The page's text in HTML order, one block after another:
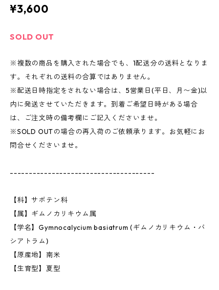
¥3,600
SOLD OUT
※複数の商品を購入された場合でも、1配送分の送料となりま
す。それぞれの送料の合算ではありません。
※配送日時指定をされない場合は、5営業日(平日、月〜金)以
内に発送させていただきます。到着ご希望日時がある場合
は、ご注文時の備考欄にご記入くださいませ。
※SOLD OUTの場合の再入荷のご依頼承ります。お気軽にお
問合せくださいませ。
--------------------------------------
【科】サボテン科
【属】ギムノカリキウム属
【学名】Gymnocalycium basiatrum (ギムノカリキウム・バ
シアトラム)
【原産地】南米
【生育型】夏型